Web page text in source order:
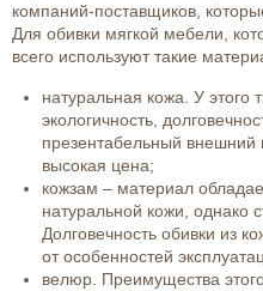
компаний-поставщиков,
Для обивки мягкой мебели,
всего используют такие
натуральная кожа. У этого
экологичность,
презентабельный внешний
высокая цена;
кожзам – материал
натуральной кожи, однако
Долговечность обивки из
от особенностей
велюр. Преимущества